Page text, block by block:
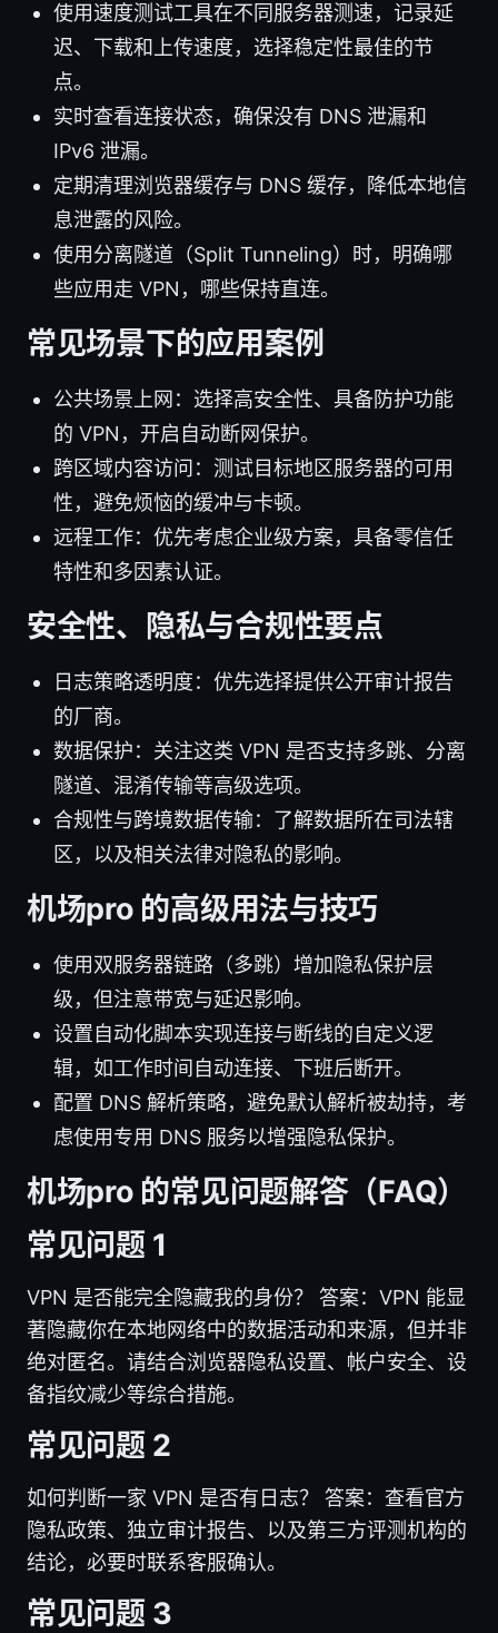
使用速度测试工具在不同服务器测速，记录延
迟、下载和上传速度，选择稳定性最佳的节
点。
实时查看连接状态，确保没有 DNS 泄漏和
IPv6 泄漏。
定期清理浏览器缓存与 DNS 缓存，降低本地信
息泄露的风险。
使用分离隧道（Split Tunneling）时，明确哪
些应用走 VPN，哪些保持直连。
常见场景下的应用案例
公共场景上网：选择高安全性、具备防护功能
的 VPN，开启自动断网保护。
跨区域内容访问：测试目标地区服务器的可用
性，避免烦恼的缓冲与卡顿。
远程工作：优先考虑企业级方案，具备零信任
特性和多因素认证。
安全性、隐私与合规性要点
日志策略透明度：优先选择提供公开审计报告
的厂商。
数据保护：关注这类 VPN 是否支持多跳、分离
隧道、混淆传输等高级选项。
合规性与跨境数据传输：了解数据所在司法辖
区，以及相关法律对隐私的影响。
机场pro 的高级用法与技巧
使用双服务器链路（多跳）增加隐私保护层
级，但注意带宽与延迟影响。
设置自动化脚本实现连接与断线的自定义逻
辑，如工作时间自动连接、下班后断开。
配置 DNS 解析策略，避免默认解析被劫持，考
虑使用专用 DNS 服务以增强隐私保护。
机场pro 的常见问题解答（FAQ）
常见问题 1
VPN 是否能完全隐藏我的身份？ 答案：VPN 能显
著隐藏你在本地网络中的数据活动和来源，但并非
绝对匿名。请结合浏览器隐私设置、帐户安全、设
备指纹减少等综合措施。
常见问题 2
如何判断一家 VPN 是否有日志？ 答案：查看官方
隐私政策、独立审计报告、以及第三方评测机构的
结论，必要时联系客服确认。
常见问题 3